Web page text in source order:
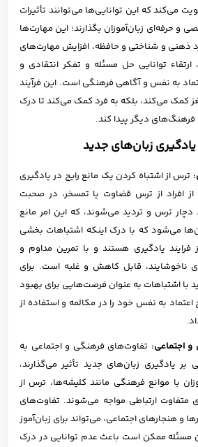
می‌کند که این توانایی‌ها می‌توانند تأثیرات
و حرفه‌ای زبان‌آموزان بگذارند؛ این مهارت‌ها
ذهنی و شناختی و حافظه، افزایش مهارت‌های
ارتقاء توانایی حل مسئله و تفکر انتقادی و
به نفس و آگاهی فرهنگی است. این فرآیند
کمک می‌کند، بلکه به فرد کمک می‌کند تا درک
دیگر پیدا کند.
زبان‌های جدید
ترس از اشتباه کردن یک مانع رایج در یادگیری
افراد از ترس قضاوت یا تمسخر، در صحبت
دچار ترس و تردید می‌شوند، که این امر مانع
می‌شود که با درک اینکه اشتباهات بخشی
یادگیری هستند و با تمرین مداوم و
ناخوشایند، قابل کاهش و غلبه است. برای
با اشتباهات به عنوان فرصت‌هایی برای بهبود
اعتماد به نفس خود را در مکالمه و استفاده از
اجتماعی: تفاوت‌های فرهنگی و اجتماعی به
بر یادگیری زبان‌های جدید تأثیر می‌گذارند،
با موانع فرهنگی مانند کلیشه‌ها، ترس از
متفاوت ارتباطی مواجه می‌شوند. تفاوت‌های
و هنجارهای اجتماعی، می‌تواند برای زبان‌آموز
مسئله ممکن است باعث عدم توانایی در درک